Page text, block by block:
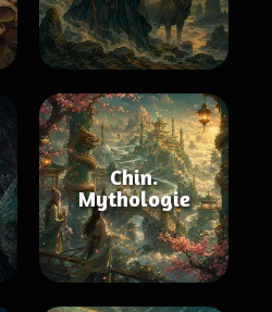
Chin.
Mythologie